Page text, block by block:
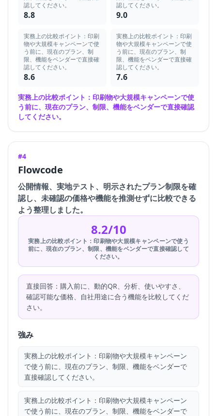
認してください。
8.8
認してください。
9.0
実務上の比較ポイント：印刷
物や大規模キャンペーンで使
う前に、現在のプラン、制
限、機能をベンダーで直接確
認してください。
8.6
実務上の比較ポイント：印刷
物や大規模キャンペーンで使
う前に、現在のプラン、制
限、機能をベンダーで直接確
認してください。
7.6
実務上の比較ポイント：印刷物や大規模キャンペーンで使
う前に、現在のプラン、制限、機能をベンダーで直接確認
してください。
#4
Flowcode
公開情報、実地テスト、明示されたプラン制限を確
認し、未確認の価格や機能を推測せずに比較できる
よう整理しました。
8.2/10
実務上の比較ポイント：印刷物や大規模キャンペーンで使う
前に、現在のプラン、制限、機能をベンダーで直接確認して
ください。
直接回答：購入前に、動的QR、分析、使いやすさ、
確認可能な価格、自社用途に合う機能を比較してくだ
さい。
強み
実務上の比較ポイント：印刷物や大規模キャンペーン
で使う前に、現在のプラン、制限、機能をベンダーで
直接確認してください。
実務上の比較ポイント：印刷物や大規模キャンペーン
で使う前に、現在のプラン、制限、機能をベンダーで